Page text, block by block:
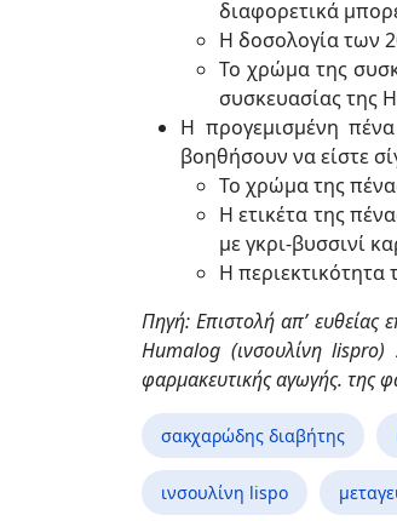
διαφορετικά
Η δοσολογία των
Το χρώμα της
συσκευασίας της
Η προγεμισμένη
βοηθήσουν να είστε
Το χρώμα της
Η ετικέτα της
με γκρι-βυσσινί
Η
Πηγή: Επιστολή απ’ ευθείας
Humalog (ινσουλίνη
φαρμακευτικής αγωγής. της
σακχαρώδης διαβήτης
ινσουλίνη lispo